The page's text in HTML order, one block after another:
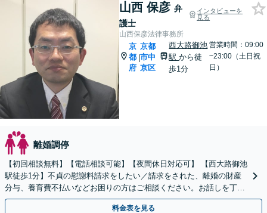
山西 保彦 弁
護士
インタビューを
見る
山西保彦法律事務所
京
都
府
|
京都
市中
京区
西大路御池
駅から徒
歩1分
営業時間：09:00
~23:00（土日祝
日）
離婚調停
【初回相談無料】【電話相談可能】【夜間休日対応可】 【西大路御池
駅徒歩1分】不貞の慰謝料請求をしたい／請求をされた、離婚の財産
分与、養育費不払いなどお困りの方はご相談ください。お話しを丁寧
に聞き取り、最適な解決策を考え、迅速にご対応します。
料金表を見る